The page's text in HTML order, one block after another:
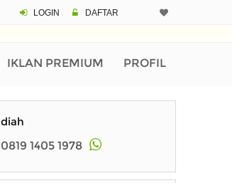
LOGIN DAFTAR
IKLAN PREMIUM PROFILPinjaman (PIN)
diah
0819 1405 1978